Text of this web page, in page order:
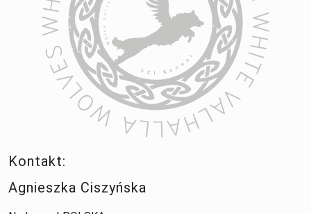
Kontakt:
Agnieszka Ciszyńska